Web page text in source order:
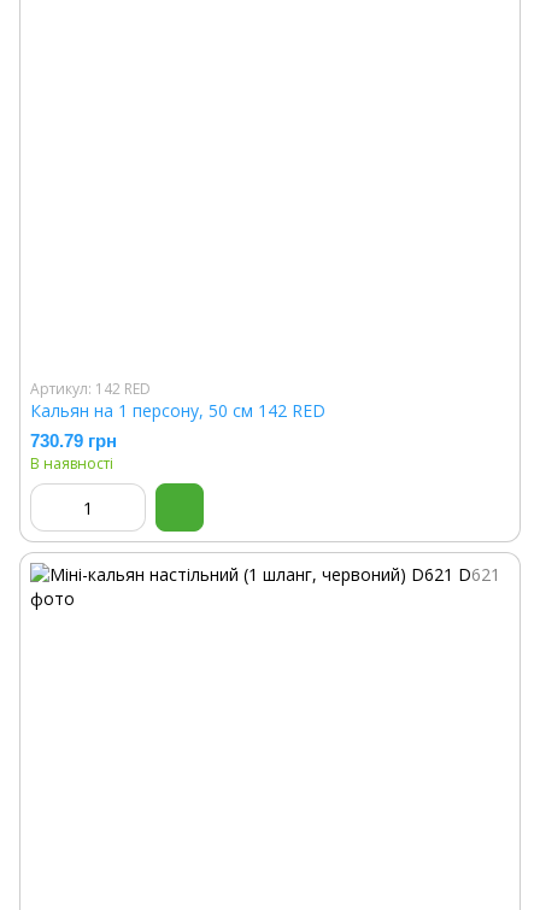
Артикул: 142 RED
Кальян на 1 персону, 50 см 142 RED
730.79 грн
В наявності